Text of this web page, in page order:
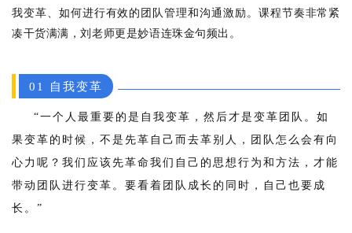
我变革、如何进行有效的团队管理和沟通激励。 课程节奏非常紧
凑干货满满，刘老师更是妙语连珠金句频出。
01 自我变革
“一个人最重要的是自我变革，然后才是变革团队。如
果变革的时候，不是先革自己而去革别人，团队怎么会有向
心力呢？我们应该先革命我们自己的思想行为和方法，才能
带动团队进行变革。要看着团队成长的同时，自己也要成
长。”